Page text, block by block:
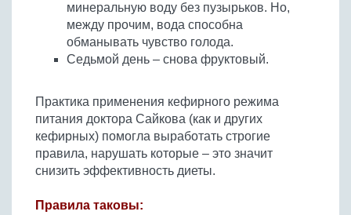
минеральную воду без пузырьков. Но,
между прочим, вода способна
обманывать чувство голода.
Седьмой день – снова фруктовый.
Практика применения кефирного режима
питания доктора Сайкова (как и других
кефирных) помогла выработать строгие
правила, нарушать которые – это значит
снизить эффективность диеты.
Правила таковы: